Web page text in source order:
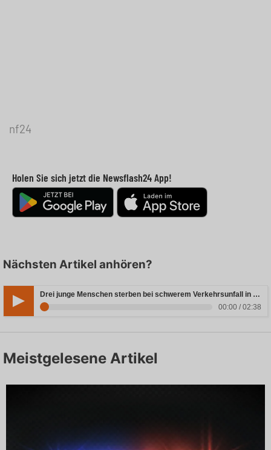
nf24
Holen Sie sich jetzt die Newsflash24 App!
Nächsten Artikel anhören?
Drei junge Menschen sterben bei schwerem Verkehrsunfall in Rheinland-Pfalz
00:00 / 02:38
Meistgelesene Artikel